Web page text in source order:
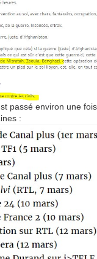
passé environ une
: